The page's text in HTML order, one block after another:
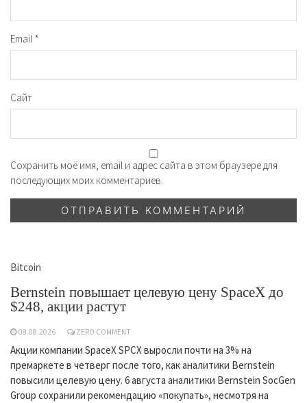
Email *
Сайт
Сохранить моё имя, email и адрес сайта в этом браузере для
последующих моих комментариев.
Bitcoin
Bernstein повышает целевую цену SpaceX до
$248, акции растут
08.08.2026 ZERO COMMENT
Акции компании SpaceX SPCX выросли почти на 3% на
премаркете в четверг после того, как аналитики Bernstein
повысили целевую цену. 6 августа аналитики Bernstein SocGen
Group сохранили рекомендацию «покупать», несмотря на